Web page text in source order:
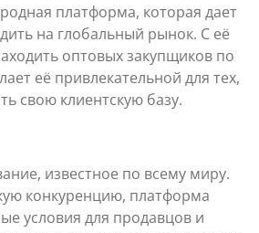
платформа, которая дает
на глобальный рынок. С её
оптовых закупщиков по
её привлекательной для тех,
свою клиентскую базу.
известное по всему миру.
конкуренцию, платформа
условия для продавцов и